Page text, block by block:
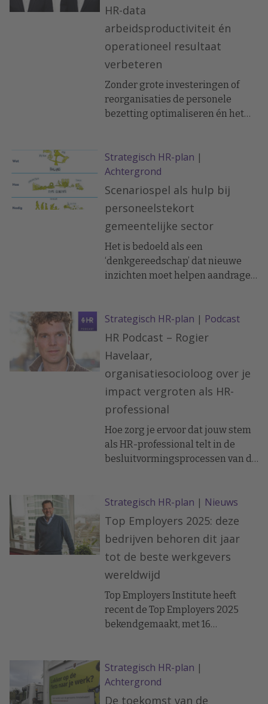
HR-data
arbeidsproductiviteit én
operationeel resultaat
verbeteren
Zonder grote investeringen of
reorganisaties de personele
bezetting optimaliseren én het
die werkt met bestaande
financiële en HR-data.
Strategisch HR-plan |
Achtergrond
Scenariospel als hulp bij
personeelstekort
gemeentelijke sector
Het is bedoeld als een
‘denkgereedschap’ dat nieuwe
inzichten moet helpen aandragen
gemeentelijke sector.
Strategisch HR-plan | Podcast
HR Podcast – Rogier
Havelaar,
organisatiesocioloog over je
impact vergroten als HR-
professional
Hoe zorg je ervoor dat jouw stem
als HR-professional telt in de
besluitvormingsprocessen van de
Strategisch HR-plan | Nieuws
Top Employers 2025: deze
bedrijven behoren dit jaar
tot de beste werkgevers
wereldwijd
Top Employers Institute heeft
recent de Top Employers 2025
bekendgemaakt, met 16
hebben behaald. In totaal mogen
64 bedrijven in Nederland zich in
2025 officieel Top Employer
Strategisch HR-plan |
Achtergrond
De toekomst van de